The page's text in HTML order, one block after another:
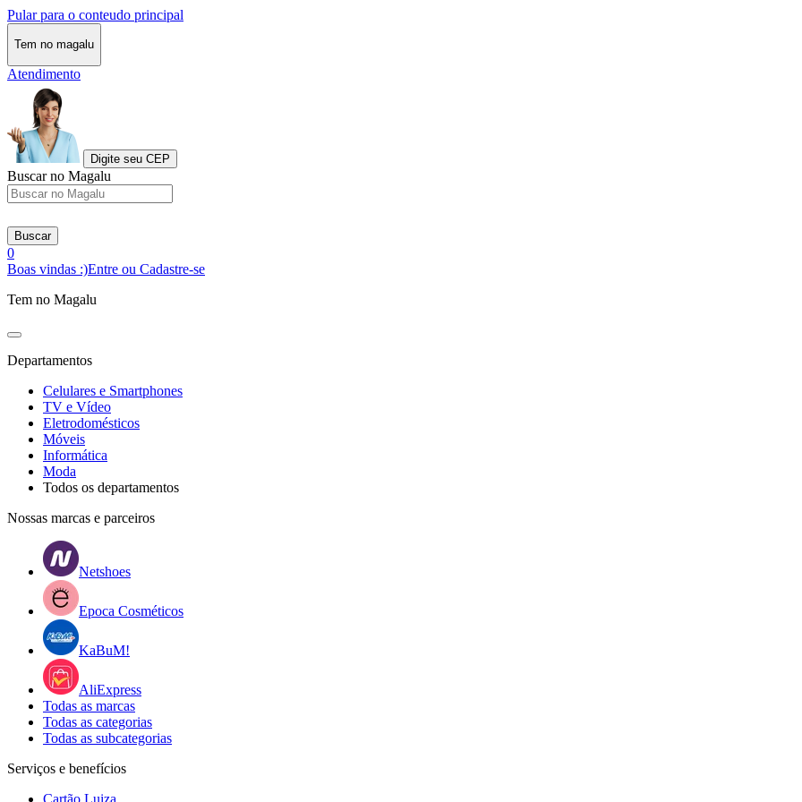
Pular para o conteudo principal
Tem no magalu
Atendimento
Digite seu CEP
Buscar no Magalu
Buscar
0
Boas vindas :)Entre ou Cadastre-se
Tem no Magalu
Departamentos
Celulares e Smartphones
TV e Vídeo
Eletrodomésticos
Móveis
Informática
Moda
Todos os departamentos
Nossas marcas e parceiros
Netshoes
Epoca Cosméticos
KaBuM!
AliExpress
Todas as marcas
Todas as categorias
Todas as subcategorias
Serviços e benefícios
Cartão Luiza